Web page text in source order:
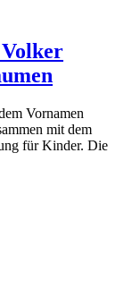
Vornamen
mit dem
für Kinder. Die